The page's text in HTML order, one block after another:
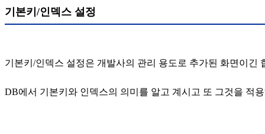
기본키/인덱스 설정
기본키/인덱스 설정은 개발사의 관리 용도로 추가된 화면이긴
DB에서 기본키와 인덱스의 의미를 알고 계시고 또 그것을 적